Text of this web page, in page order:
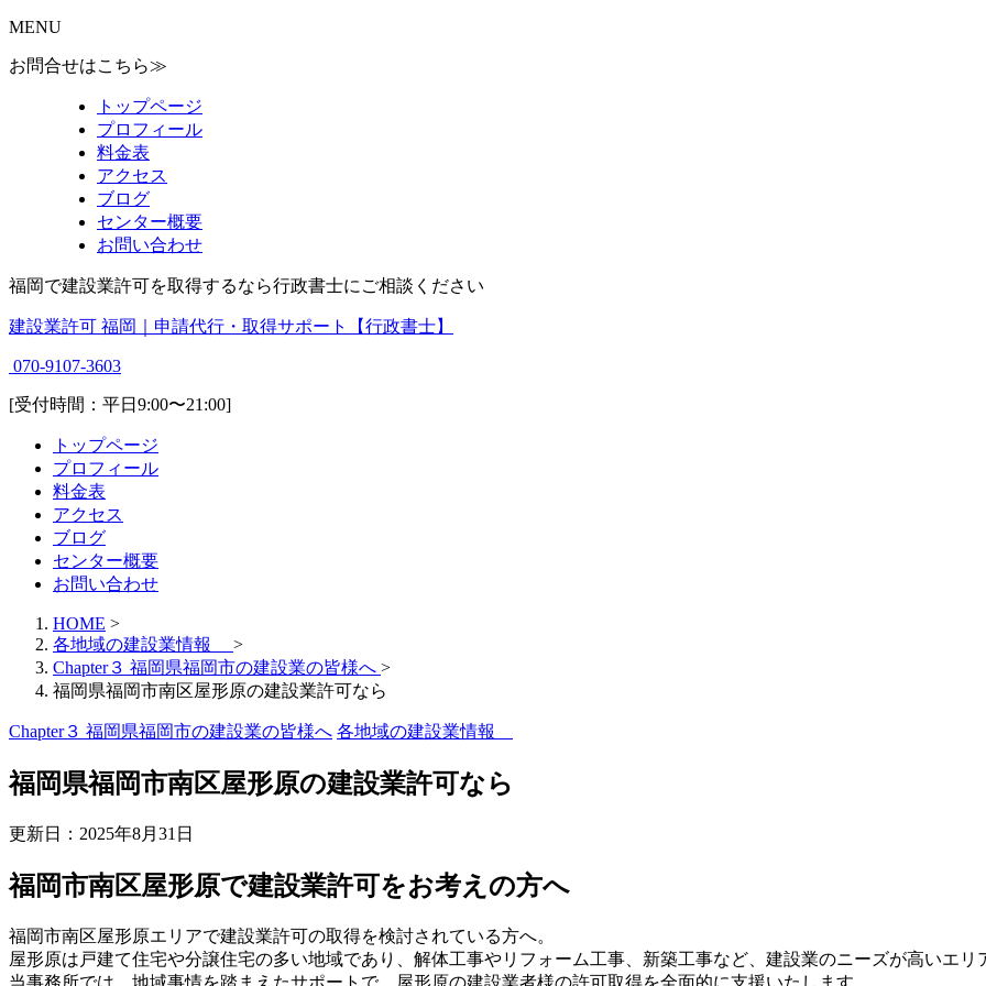
MENU
お問合せはこちら≫
トップページ
プロフィール
料金表
アクセス
ブログ
センター概要
お問い合わせ
福岡で建設業許可を取得するなら行政書士にご相談ください
建設業許可 福岡｜申請代行・取得サポート【行政書士】
070-9107-3603
[受付時間：平日9:00〜21:00]
トップページ
プロフィール
料金表
アクセス
ブログ
センター概要
お問い合わせ
HOME >
各地域の建設業情報
>
Chapter３ 福岡県福岡市の建設業の皆様へ >
福岡県福岡市南区屋形原の建設業許可なら
Chapter３ 福岡県福岡市の建設業の皆様へ 各地域の建設業情報
福岡県福岡市南区屋形原の建設業許可なら
更新日： 2025年8月31日
福岡市南区屋形原で建設業許可をお考えの方へ
福岡市南区屋形原エリアで建設業許可の取得を検討されている方へ。
屋形原は戸建て住宅や分譲住宅の多い地域であり、解体工事やリフォーム工事、新築工事など、建設業のニーズが高いエリ
当事務所では、地域事情を踏まえたサポートで、屋形原の建設業者様の許可取得を全面的に支援いたします。